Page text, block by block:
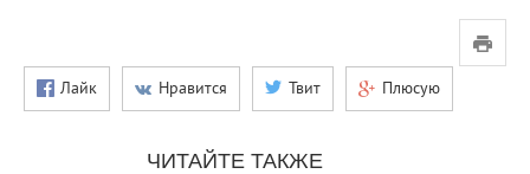
Лайк Нравится Твит Плюсую
ЧИТАЙТЕ ТАКЖЕ